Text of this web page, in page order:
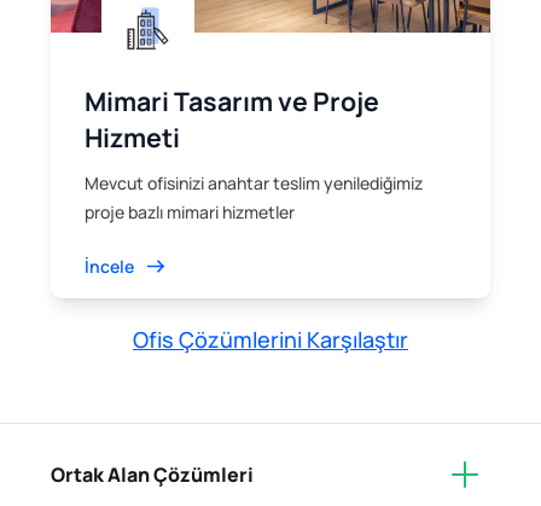
Mimari Tasarım ve Proje
Hizmeti
Mevcut ofisinizi anahtar teslim yenilediğimiz
proje bazlı mimari hizmetler
İncele
Ofis Çözümlerini Karşılaştır
Ortak Alan Çözümleri